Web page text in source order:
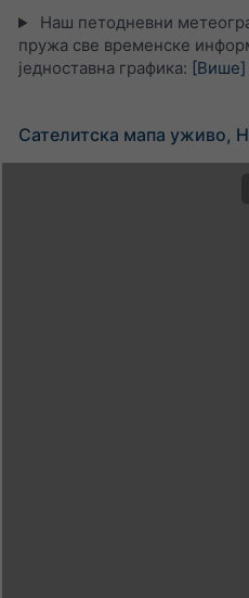
Наш петодневни
пружа све временске
једноставна графика: [Више]
Сателитска мапа уживо,